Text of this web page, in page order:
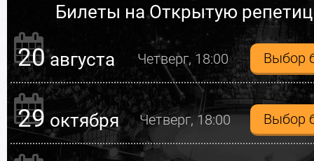
Билеты на Открытую
20августа Четверг, 18:00 Выбор
29 октября Четверг, 18:00 Выбор